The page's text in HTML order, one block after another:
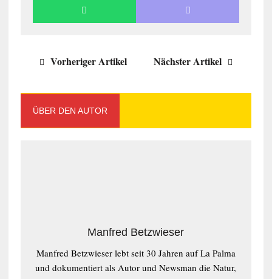
Vorheriger Artikel Nächster Artikel
ÜBER DEN AUTOR
Manfred Betzwieser
Manfred Betzwieser lebt seit 30 Jahren auf La Palma
und dokumentiert als Autor und Newsman die Natur,